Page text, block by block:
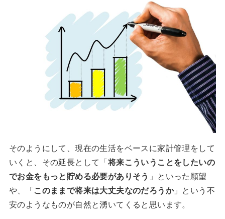
そのようにして、現在の生活をベースに家計管理をして
いくと、その延長として「将来こういうことをしたいの
でお金をもっと貯める必要がありそう 」といった願望
や、「このままで将来は大丈夫なのだろうか」という不
安のようなものが自然と湧いてくると思います。